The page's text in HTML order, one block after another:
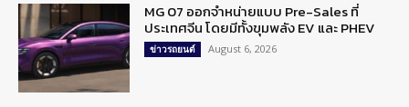
MG 07 ออกจำหน่ายแบบ Pre-Sales ที่
ประเทศจีน โดยมีทั้งขุมพลัง EV และ PHEV
ข่าวรถยนต์ August 6, 2026